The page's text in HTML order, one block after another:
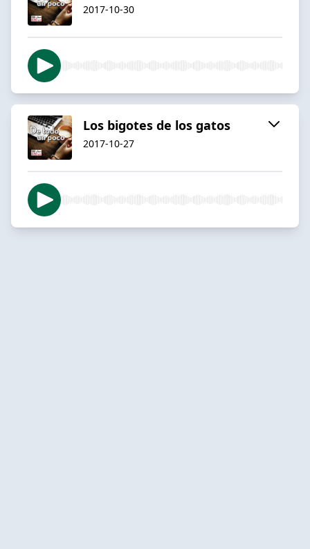
2017-10-30
Los bigotes de los gatos
2017-10-27